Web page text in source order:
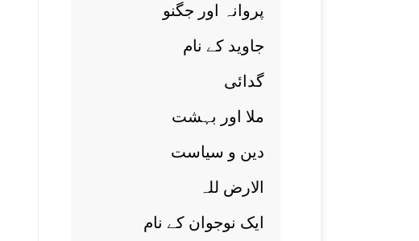
پروانہ اور جگنو
جاويد کے نام
گدائی
ملا اور بہشت
دين و سياست
الارض للہ
ايک نوجوان کے نام